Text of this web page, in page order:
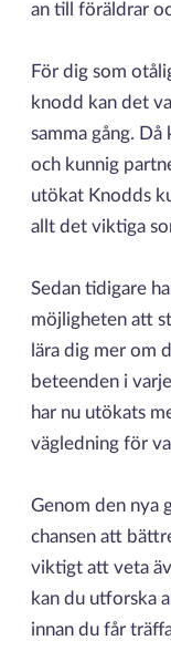
an till föräldrar
För dig som
knodd kan det
samma gång.
och kunnig
utökat Knodds
allt det viktiga
Sedan tidigare
möjligheten att
lära dig mer om
beteenden i
har nu utökats
vägledning för
Genom den nya
chansen att
viktigt att veta
kan du utforska
innan du får